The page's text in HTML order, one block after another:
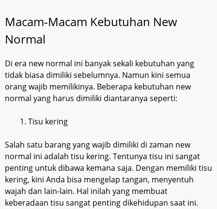
Macam-Macam Kebutuhan New
Normal
Di era new normal ini banyak sekali kebutuhan yang
tidak biasa dimiliki sebelumnya. Namun kini semua
orang wajib memilikinya. Beberapa kebutuhan new
normal yang harus dimiliki diantaranya seperti:
Tisu kering
Salah satu barang yang wajib dimiliki di zaman new
normal ini adalah tisu kering. Tentunya tisu ini sangat
penting untuk dibawa kemana saja. Dengan memiliki tisu
kering, kini Anda bisa mengelap tangan, menyentuh
wajah dan lain-lain. Hal inilah yang membuat
keberadaan tisu sangat penting dikehidupan saat ini.